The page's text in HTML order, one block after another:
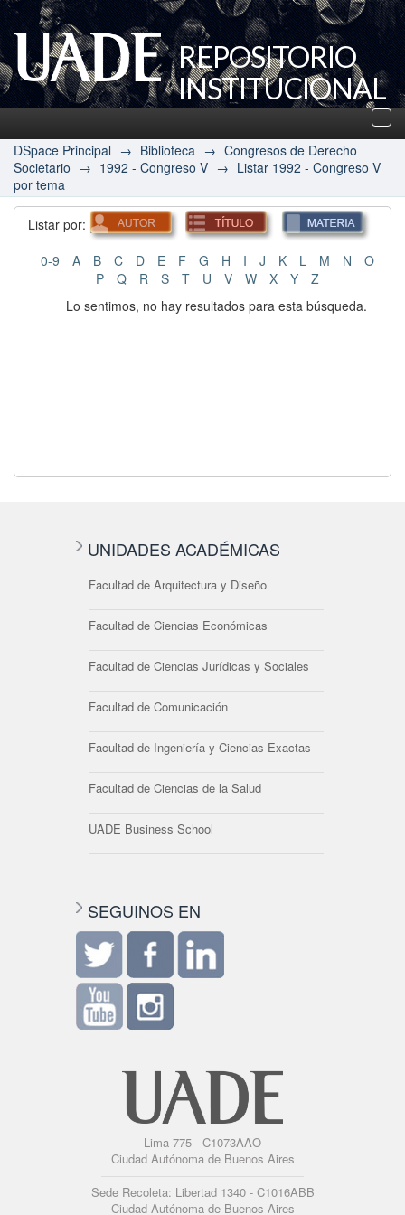
REPOSITORIO
INSTITUCIONAL
UADE
DSpace Principal → Biblioteca → Congresos de Derecho
Societario → 1992 - Congreso V → Listar 1992 - Congreso V
por tema
Listar por:
0-9 A B C D E F G H I J K L M N
O
P
Q R S T U V W X Y
Z
Lo sentimos, no hay resultados para esta búsqueda.
UNIDADES ACADÉMICAS
Facultad de Arquitectura y Diseño
Facultad de Ciencias Económicas
Facultad de Ciencias Jurídicas y Sociales
Facultad de Comunicación
Facultad de Ingeniería y Ciencias Exactas
Facultad de Ciencias de la Salud
UADE Business School
SEGUINOS EN
Lima 775 - C1073AAO
Ciudad Autónoma de Buenos Aires
Sede Recoleta: Libertad 1340 - C1016ABB
Ciudad Autónoma de Buenos Aires